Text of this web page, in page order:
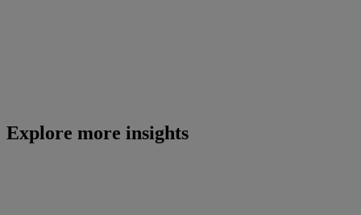
Explore more insights